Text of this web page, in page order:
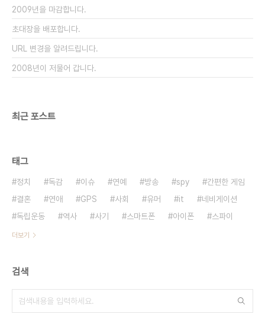
첩보가 아닌 정보가..
2009년을 마감합니다.
초대장을 배포합니다.
URL 변경을 알려드립니다.
2008년이 저물어 갑니다.
최근 포스트
태그
정치 독감 이슈 연예 방송 spy
간편한 게임
결혼
연애 GPS 사회 유머 it
네비게이션
독립운동
역사 사기 스마트폰 아이폰 스파이
더보기
검색